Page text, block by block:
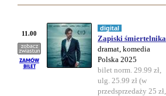
11.00
digital
Zapiski śmiertelnika
dramat, komedia
Polska 2025
bilet norm. 29.99 zł,
ulg. 25.99 zł (w
przedsprzedaży 25 zł,